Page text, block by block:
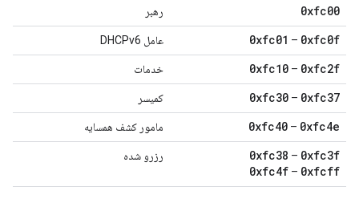
0xfc00 رهبر
0xfc01 – 0xfc0f عامل DHCPv6
0xfc10 – 0xfc2f خدمات
0xfc30 – 0xfc37 کمیسر
0xfc40 – 0xfc4e مامور کشف همسایه
0xfc38 – 0xfc3f
0xfc4f – 0xfcff
رزرو شده